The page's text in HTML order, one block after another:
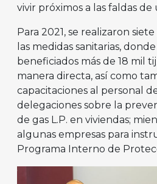
vivir próximos a las faldas de
Para 2021, se realizaron
las medidas sanitarias,
beneficiados más de 18 mil
manera directa, así como
capacitaciones al personal
delegaciones sobre la
de gas L.P. en viviendas;
algunas empresas para
Programa Interno de